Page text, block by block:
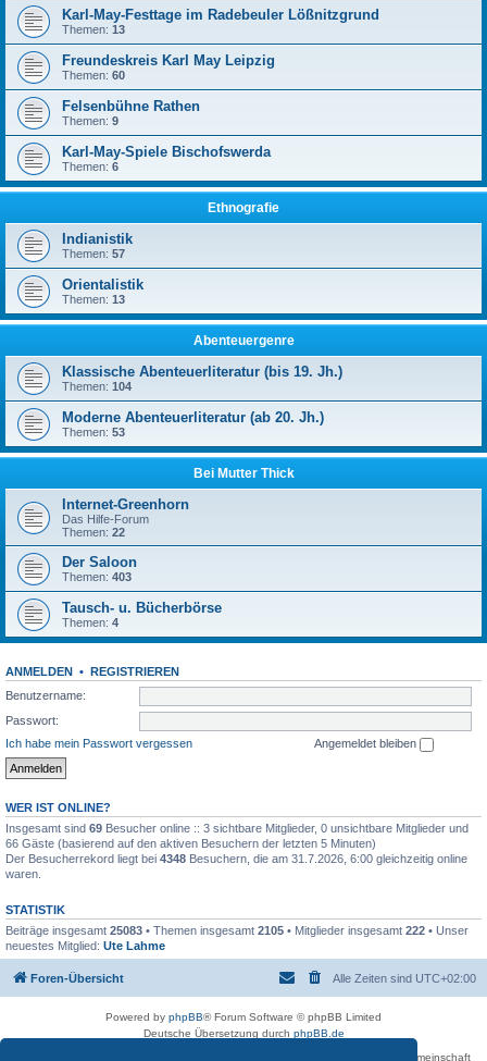
Karl-May-Festtage im Radebeuler Lößnitzgrund
Themen: 13
Freundeskreis Karl May Leipzig
Themen: 60
Felsenbühne Rathen
Themen: 9
Karl-May-Spiele Bischofswerda
Themen: 6
Ethnografie
Indianistik
Themen: 57
Orientalistik
Themen: 13
Abenteuergenre
Klassische Abenteuerliteratur (bis 19. Jh.)
Themen: 104
Moderne Abenteuerliteratur (ab 20. Jh.)
Themen: 53
Bei Mutter Thick
Internet-Greenhorn
Das Hilfe-Forum
Themen: 22
Der Saloon
Themen: 403
Tausch- u. Bücherbörse
Themen: 4
ANMELDEN • REGISTRIEREN
Benutzername:
Passwort:
Ich habe mein Passwort vergessen
Angemeldet bleiben
WER IST ONLINE?
Insgesamt sind 69 Besucher online :: 3 sichtbare Mitglieder, 0 unsichtbare Mitglieder und
66 Gäste (basierend auf den aktiven Besuchern der letzten 5 Minuten)
Der Besucherrekord liegt bei 4348 Besuchern, die am 31.7.2026, 6:00 gleichzeitig online
waren.
STATISTIK
Beiträge insgesamt 25083 • Themen insgesamt 2105 • Mitglieder insgesamt 222 • Unser
neuestes Mitglied: Ute Lahme
Foren-Übersicht Alle Zeiten sind UTC+02:00
Powered by phpBB® Forum Software © phpBB Limited
Deutsche Übersetzung durch phpBB.de
Betreiber des Forums für die Karl-May-Vereinigung – Arbeits- und Forschungsgemeinschaft